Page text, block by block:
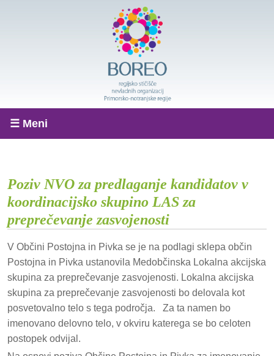
☰ Meni
Poziv NVO za predlaganje kandidatov v
koordinacijsko skupino LAS za
preprečevanje zasvojenosti
V Občini Postojna in Pivka se je na podlagi sklepa občin
Postojna in Pivka ustanovila Medobčinska Lokalna akcijska
skupina za preprečevanje zasvojenosti. Lokalna akcijska
skupina za preprečevanje zasvojenosti bo delovala kot
posvetovalno telo s tega področja. Za ta namen bo
imenovano delovno telo, v okviru katerega se bo celoten
postopek odvijal.